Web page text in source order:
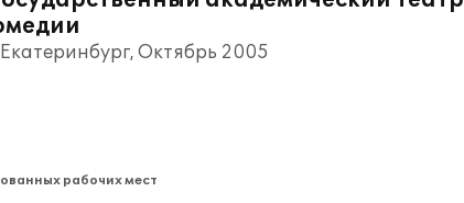
Октябрь 2005
рабочих мест